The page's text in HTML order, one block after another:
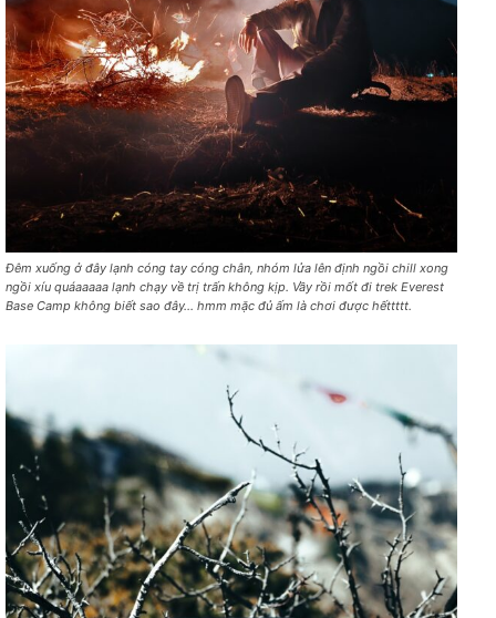
Đêm xuống ở đây lạnh cóng tay cóng chân, nhóm lửa lên định ngồi chill xong
ngồi xíu quáaaaaa lạnh chạy về trị trấn không kịp. Vầy rồi mốt đi trek Everest
Base Camp không biết sao đây… hmm mặc đủ ấm là chơi được hếttttt.